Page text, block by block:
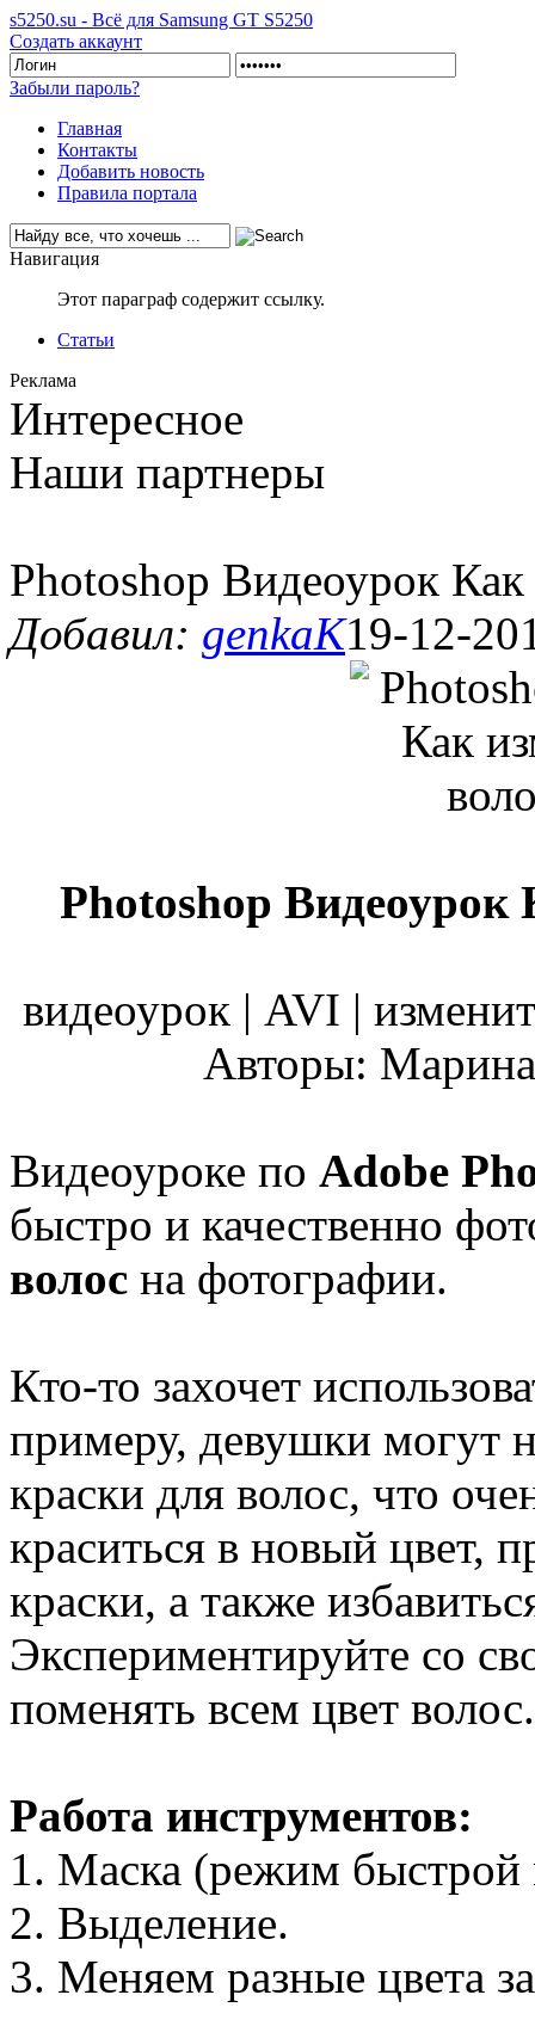
s5250.su - Всё для Samsung GT S5250
Создать аккаунт
Забыли пароль?
Главная
Контакты
Добавить новость
Правила портала
Навигация
Этот параграф содержит ссылку.
Статьи
Реклама
Интересное
Наши партнеры
Photoshop Видеоурок
Добавил: genkaK19-12-
Photoshop Видеоурок
видеоурок | AVI |
Авторы:
Видеоуроке по Adobe
быстро и качественно
волос на фотографии.
Кто-то захочет
примеру, девушки могут
краски для волос, что
краситься в новый цвет,
краски, а также
Экспериментируйте со
поменять всем цвет волос.
Работа инструментов:
1. Маска (режим быстрой
2. Выделение.
3. Меняем разные цвета